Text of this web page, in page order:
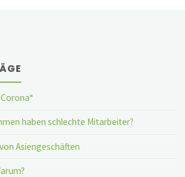
haben schlechte Mitarbeiter?
Asiengeschäften